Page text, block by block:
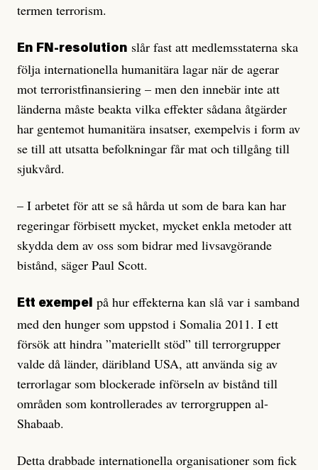
termen terrorism.
En FN-resolution slår fast att medlemsstaterna ska
följa internationella humanitära lagar när de agerar
mot terroristfinansiering – men den innebär inte att
länderna måste beakta vilka effekter sådana åtgärder
har gentemot humanitära insatser, exempelvis i form av
se till att utsatta befolkningar får mat och tillgång till
sjukvård.
– I arbetet för att se så hårda ut som de bara kan har
regeringar förbisett mycket, mycket enkla metoder att
skydda dem av oss som bidrar med livsavgörande
bistånd, säger Paul Scott.
Ett exempel på hur effekterna kan slå var i samband
med den hunger som uppstod i Somalia 2011. I ett
försök att hindra ”materiellt stöd” till terrorgrupper
valde då länder, däribland USA, att använda sig av
terrorlagar som blockerade införseln av bistånd till
områden som kontrollerades av terrorgruppen al-
Shabaab.
Detta drabbade internationella organisationer som fick